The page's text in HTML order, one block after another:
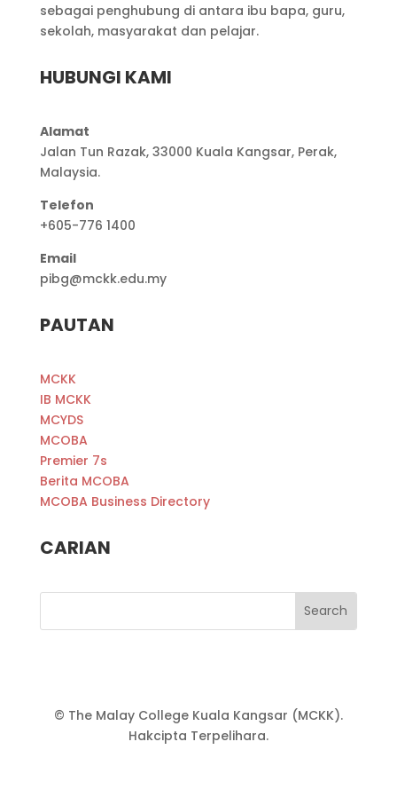
sebagai penghubung di antara ibu bapa, guru,
sekolah, masyarakat dan pelajar.
HUBUNGI KAMI
Alamat
Jalan Tun Razak, 33000 Kuala Kangsar, Perak,
Malaysia.
Telefon
+605-776 1400
Email
pibg@mckk.edu.my
PAUTAN
MCKK
IB MCKK
MCYDS
MCOBA
Premier 7s
Berita MCOBA
MCOBA Business Directory
CARIAN
© The Malay College Kuala Kangsar (MCKK).
Hakcipta Terpelihara.